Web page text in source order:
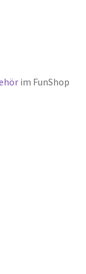
im FunShop